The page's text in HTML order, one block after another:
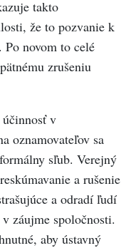
takto
že to pozvanie k
Po novom to celé
zrušeniu
v
oznamovateľov sa
sľub. Verejný
a rušenie
a odradí ľudí
záujme spoločnosti.
aby ústavný